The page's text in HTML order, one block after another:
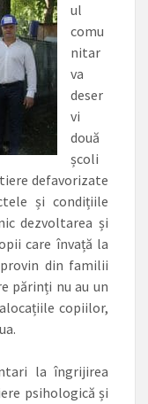
ul
comu
nitar
va
deser
vi
două
școli
defavorizate
și condițiile
dezvoltarea și
care învață la
din familii
părinți nu au un
copiilor,
la îngrijirea
psihologică și